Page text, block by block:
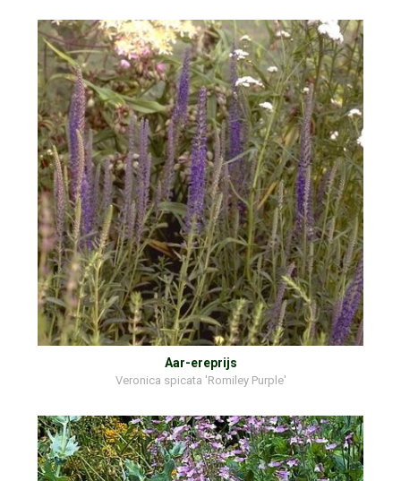
Aar-ereprijs
Veronica spicata 'Romiley Purple'